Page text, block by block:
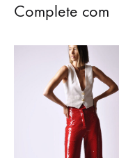
Complete com